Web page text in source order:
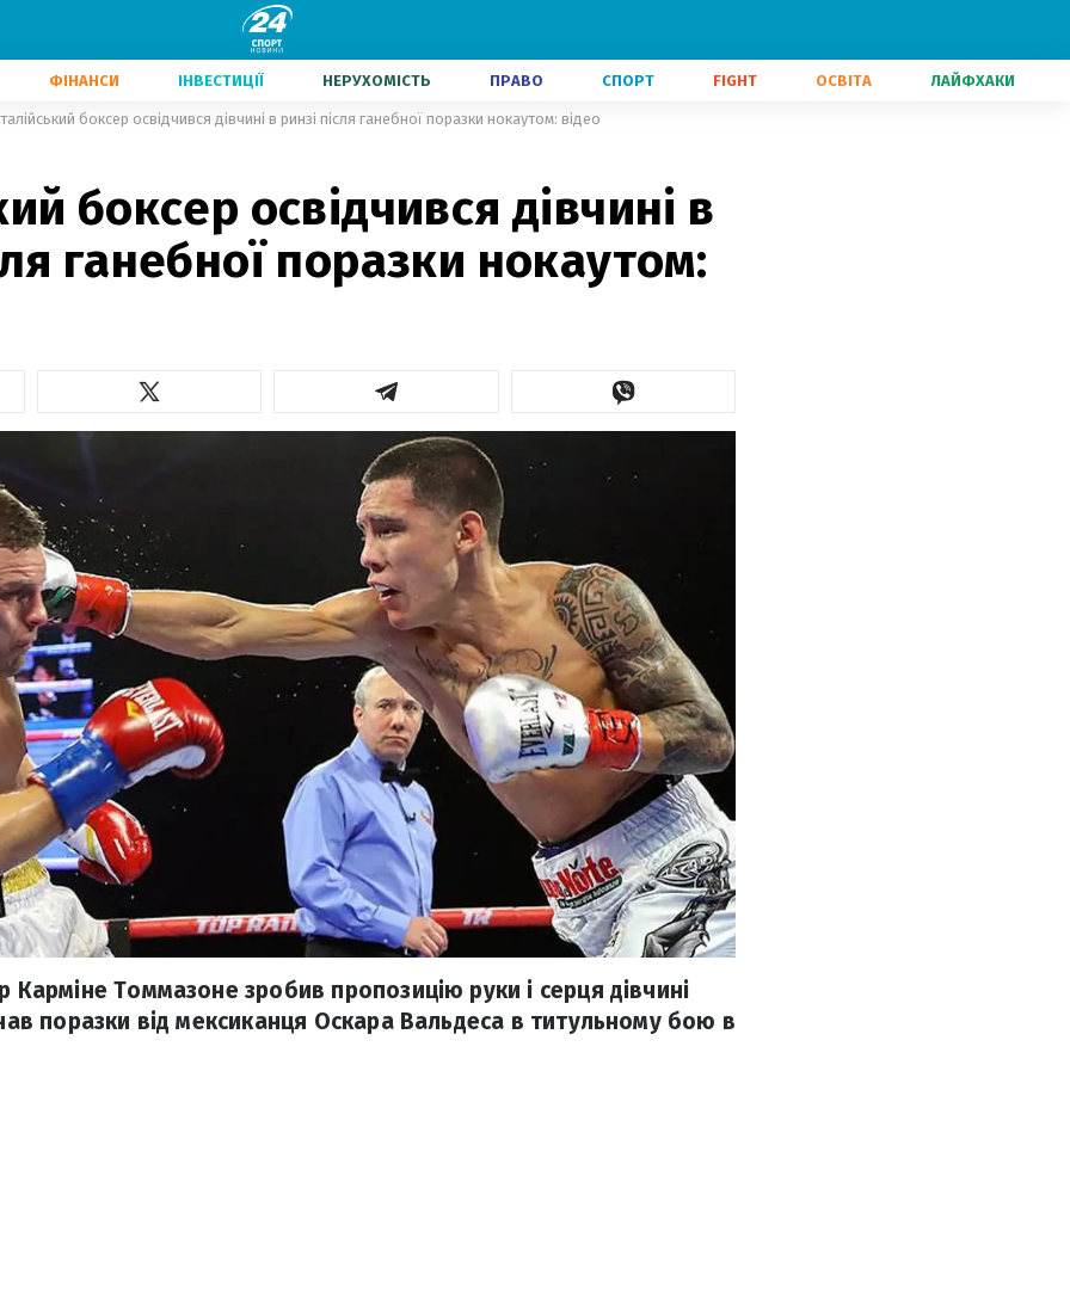
ФІНАНСИ ІНВЕСТИЦІЇ НЕРУХОМІСТЬ ПРАВО СПОРТ FIGHT ОСВІТА ЛАЙФХАКИ
боксер освідчився дівчині в ринзі після ганебної поразки нокаутом: відео
боксер освідчився дівчині в
ганебної поразки нокаутом:
Карміне Томмазоне зробив пропозицію руки і серця дівчині
поразки від мексиканця Оскара Вальдеса в титульному бою в